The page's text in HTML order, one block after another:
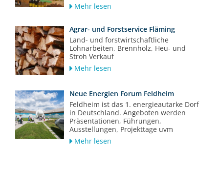
Mehr lesen
Agrar- und Forstservice Fläming
Land- und forstwirtschaftliche
Lohnarbeiten, Brennholz, Heu- und
Stroh Verkauf
Mehr lesen
Neue Energien Forum Feldheim
Feldheim ist das 1. energieautarke Dorf
in Deutschland. Angeboten werden
Präsentationen, Führungen,
Ausstellungen, Projekttage uvm
Mehr lesen